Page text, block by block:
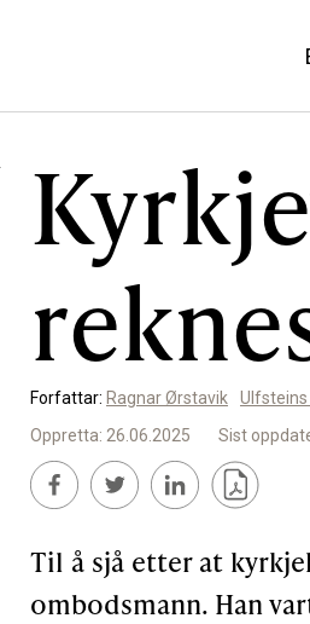
SLIK KAN DU BIDRA
Bidra til lokalhistorie
Støtteannonsørar
Forfattar: Ragnar Ørstavik
Ulfsteins
Oppretta: 26.06.2025
Sist
Til å sjå etter at
ombodsmann. Han